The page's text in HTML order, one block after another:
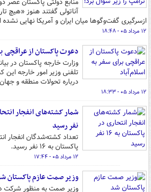
آناتولی گفتند هنوز «هیچ
ازسرگیری گفت‌وگوها میان ایران و آمریکا نهایی
۱۲ مرداد ۰۵ - ۱۸:۴۸
دعوت پاکستان از عراقچی
وزارت خارجه پاکستان در
تلفنی وزیر امور خارجه این
درباره تحولات منطقه و
۱۲ مرداد ۰۵ - ۱۸:۳۳
نفر رسید
تعداد کشته‌شدگان انفجار
پاکستان به ۱۶ نفر رسید.
۱۲ مرداد ۰۵ - ۱۷:۴۴
وزیر صمت عازم پاکستان
وزیر صمت به منظور شرکت